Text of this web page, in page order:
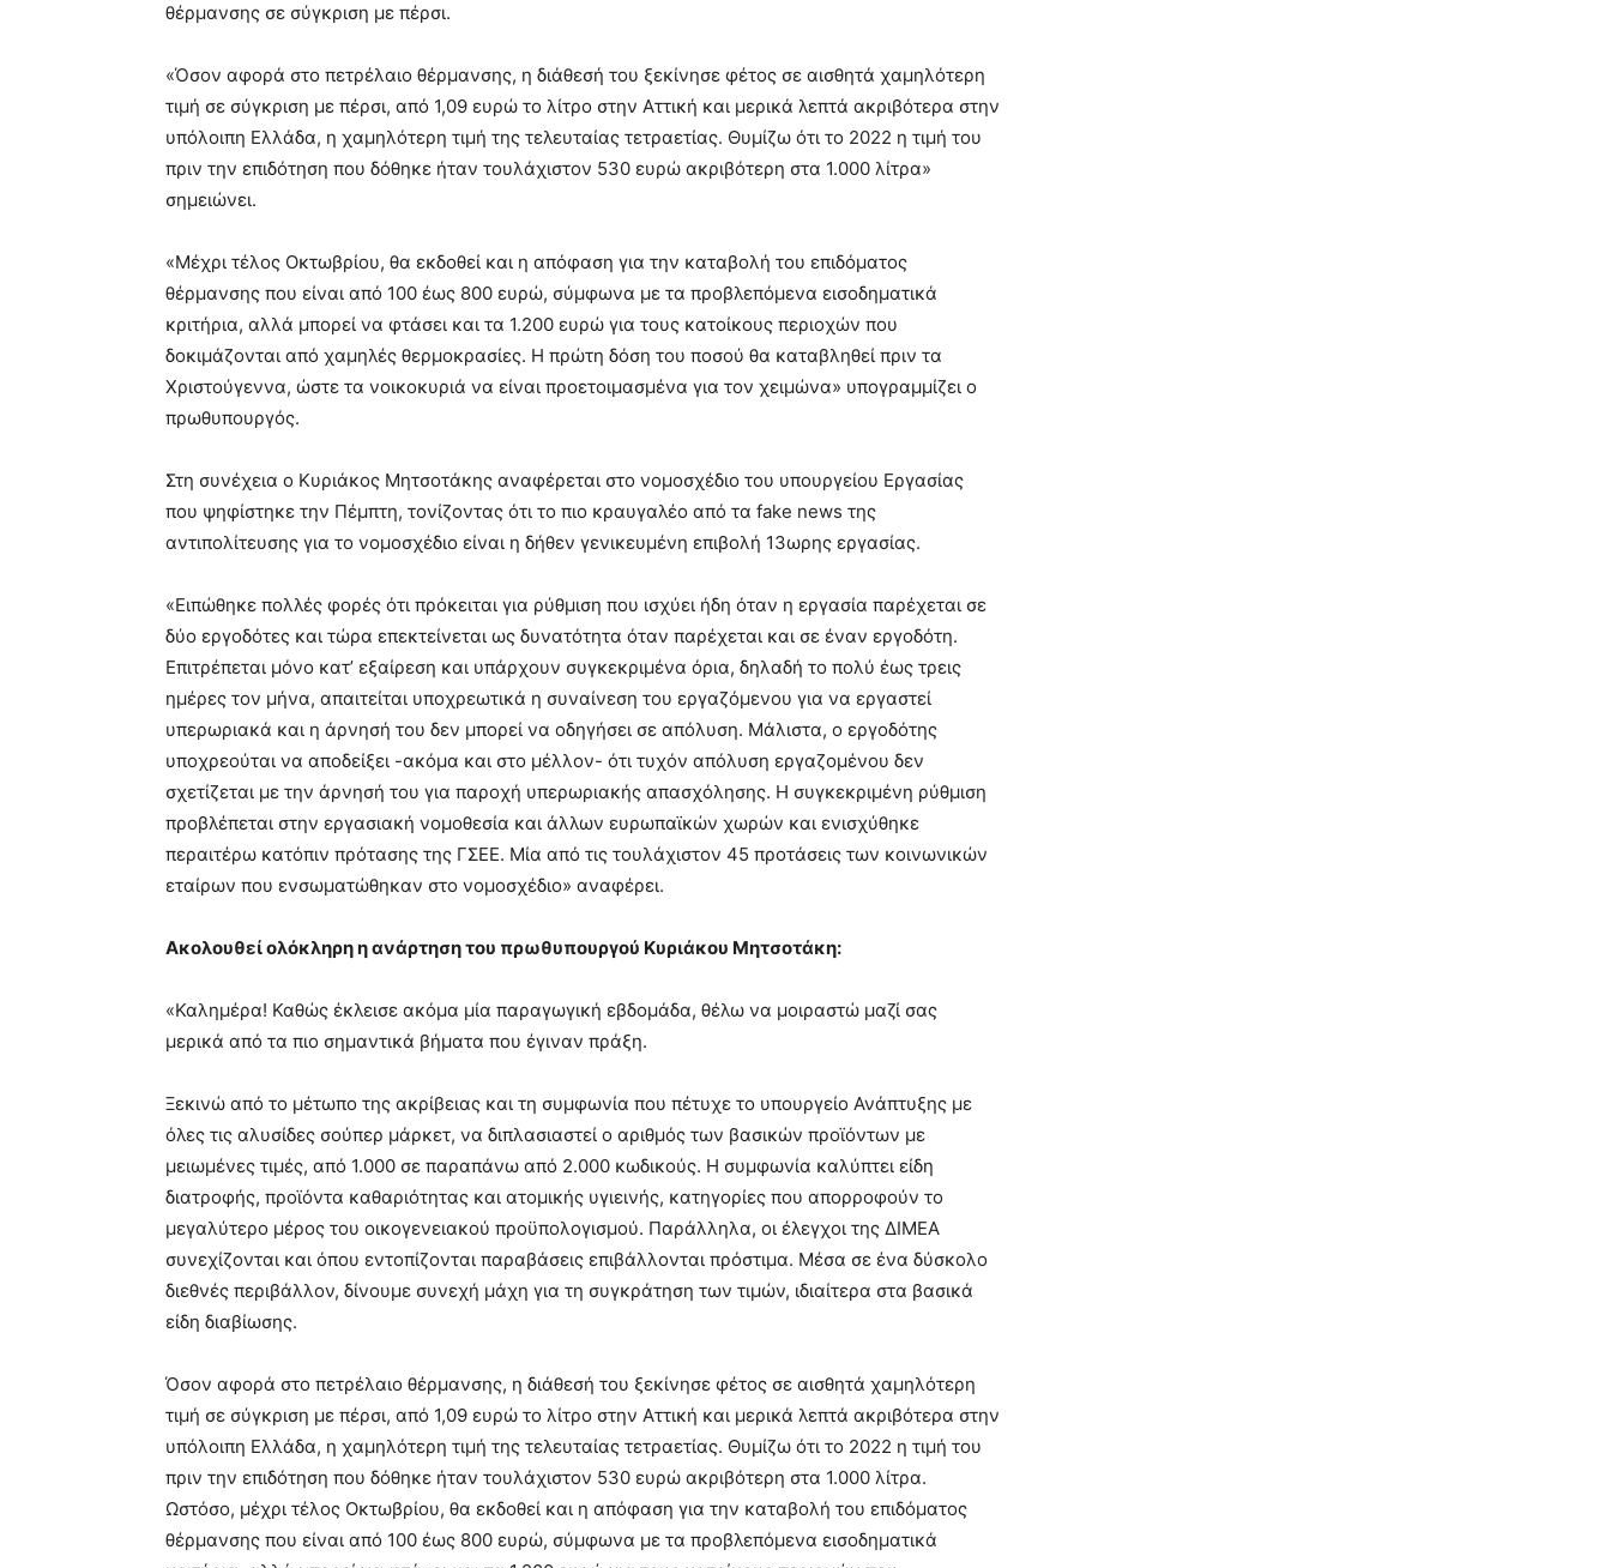
θέρμανσης σε σύγκριση με πέρσι.
«Όσον αφορά στο πετρέλαιο θέρμανσης, η διάθεσή του ξεκίνησε φέτος σε αισθητά χαμηλότερη
τιμή σε σύγκριση με πέρσι, από 1,09 ευρώ το λίτρο στην Αττική και μερικά λεπτά ακριβότερα στην
υπόλοιπη Ελλάδα, η χαμηλότερη τιμή της τελευταίας τετραετίας. Θυμίζω ότι το 2022 η τιμή του
πριν την επιδότηση που δόθηκε ήταν τουλάχιστον 530 ευρώ ακριβότερη στα 1.000 λίτρα»
σημειώνει.
«Μέχρι τέλος Οκτωβρίου, θα εκδοθεί και η απόφαση για την καταβολή του επιδόματος
θέρμανσης που είναι από 100 έως 800 ευρώ, σύμφωνα με τα προβλεπόμενα εισοδηματικά
κριτήρια, αλλά μπορεί να φτάσει και τα 1.200 ευρώ για τους κατοίκους περιοχών που
δοκιμάζονται από χαμηλές θερμοκρασίες. Η πρώτη δόση του ποσού θα καταβληθεί πριν τα
Χριστούγεννα, ώστε τα νοικοκυριά να είναι προετοιμασμένα για τον χειμώνα» υπογραμμίζει ο
πρωθυπουργός.
Στη συνέχεια ο Κυριάκος Μητσοτάκης αναφέρεται στο νομοσχέδιο του υπουργείου Εργασίας
που ψηφίστηκε την Πέμπτη, τονίζοντας ότι το πιο κραυγαλέο από τα fake news της
αντιπολίτευσης για το νομοσχέδιο είναι η δήθεν γενικευμένη επιβολή 13ωρης εργασίας.
«Ειπώθηκε πολλές φορές ότι πρόκειται για ρύθμιση που ισχύει ήδη όταν η εργασία παρέχεται σε
δύο εργοδότες και τώρα επεκτείνεται ως δυνατότητα όταν παρέχεται και σε έναν εργοδότη.
Επιτρέπεται μόνο κατ’ εξαίρεση και υπάρχουν συγκεκριμένα όρια, δηλαδή το πολύ έως τρεις
ημέρες τον μήνα, απαιτείται υποχρεωτικά η συναίνεση του εργαζόμενου για να εργαστεί
υπερωριακά και η άρνησή του δεν μπορεί να οδηγήσει σε απόλυση. Μάλιστα, ο εργοδότης
υποχρεούται να αποδείξει -ακόμα και στο μέλλον- ότι τυχόν απόλυση εργαζομένου δεν
σχετίζεται με την άρνησή του για παροχή υπερωριακής απασχόλησης. Η συγκεκριμένη ρύθμιση
προβλέπεται στην εργασιακή νομοθεσία και άλλων ευρωπαϊκών χωρών και ενισχύθηκε
περαιτέρω κατόπιν πρότασης της ΓΣΕΕ. Μία από τις τουλάχιστον 45 προτάσεις των κοινωνικών
εταίρων που ενσωματώθηκαν στο νομοσχέδιο» αναφέρει.
Ακολουθεί ολόκληρη η ανάρτηση του πρωθυπουργού Κυριάκου Μητσοτάκη:
«Καλημέρα! Καθώς έκλεισε ακόμα μία παραγωγική εβδομάδα, θέλω να μοιραστώ μαζί σας
μερικά από τα πιο σημαντικά βήματα που έγιναν πράξη.
Ξεκινώ από το μέτωπο της ακρίβειας και τη συμφωνία που πέτυχε το υπουργείο Ανάπτυξης με
όλες τις αλυσίδες σούπερ μάρκετ, να διπλασιαστεί ο αριθμός των βασικών προϊόντων με
μειωμένες τιμές, από 1.000 σε παραπάνω από 2.000 κωδικούς. Η συμφωνία καλύπτει είδη
διατροφής, προϊόντα καθαριότητας και ατομικής υγιεινής, κατηγορίες που απορροφούν το
μεγαλύτερο μέρος του οικογενειακού προϋπολογισμού. Παράλληλα, οι έλεγχοι της ΔΙΜΕΑ
συνεχίζονται και όπου εντοπίζονται παραβάσεις επιβάλλονται πρόστιμα. Μέσα σε ένα δύσκολο
διεθνές περιβάλλον, δίνουμε συνεχή μάχη για τη συγκράτηση των τιμών, ιδιαίτερα στα βασικά
είδη διαβίωσης.
Όσον αφορά στο πετρέλαιο θέρμανσης, η διάθεσή του ξεκίνησε φέτος σε αισθητά χαμηλότερη
τιμή σε σύγκριση με πέρσι, από 1,09 ευρώ το λίτρο στην Αττική και μερικά λεπτά ακριβότερα στην
υπόλοιπη Ελλάδα, η χαμηλότερη τιμή της τελευταίας τετραετίας. Θυμίζω ότι το 2022 η τιμή του
πριν την επιδότηση που δόθηκε ήταν τουλάχιστον 530 ευρώ ακριβότερη στα 1.000 λίτρα.
Ωστόσο, μέχρι τέλος Οκτωβρίου, θα εκδοθεί και η απόφαση για την καταβολή του επιδόματος
θέρμανσης που είναι από 100 έως 800 ευρώ, σύμφωνα με τα προβλεπόμενα εισοδηματικά